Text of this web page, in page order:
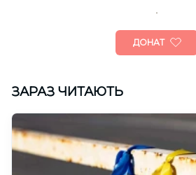
ДОНАТ
ЗАРАЗ ЧИТАЮТЬ